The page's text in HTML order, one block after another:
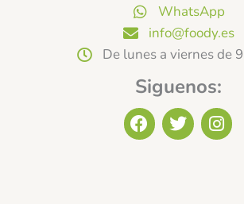
WhatsApp
info@foody.es
De lunes a viernes de
Siguenos:
F
a
T
w
I
n